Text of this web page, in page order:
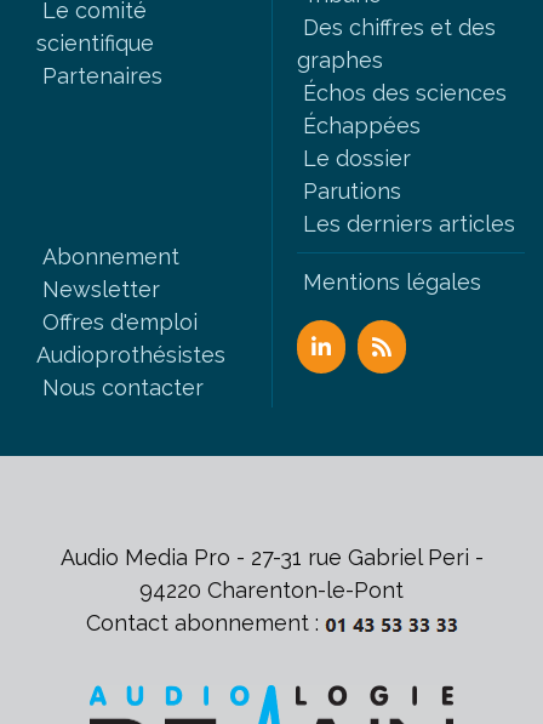
Le comité
scientifique
Partenaires
Des chiffres et des
graphes
Échos des sciences
Échappées
Le dossier
Parutions
Les derniers articles
Abonnement
Newsletter
Offres d'emploi
Audioprothésistes
Nous contacter
Mentions légales
Audio Media Pro - 27-31 rue Gabriel Peri -
94220 Charenton-le-Pont
Contact abonnement :